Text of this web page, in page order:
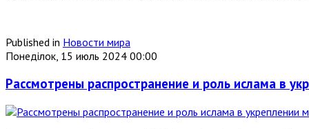
Published in Новости мира
Понеділок, 15 июль 2024 00:00
Рассмотрены распространение и роль ислама в